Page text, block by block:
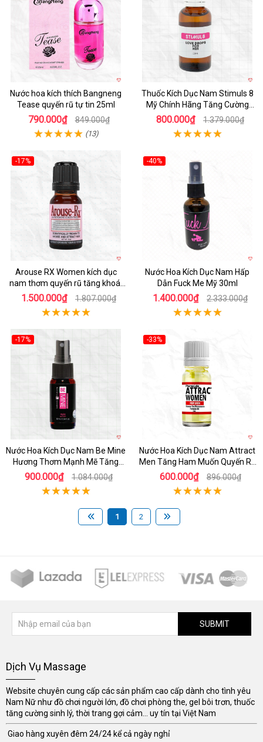
Nước hoa kích thích Bangneng
Tease quyến rũ tự tin 25ml
790.000₫ 849.000₫
(13)
Thuốc Kích Dục Nam Stimuls 8
Mỹ Chính Hãng Tăng Cường
Sinh Lý Nam
800.000₫ 1.379.000₫
-17%
Arouse RX Women kích dục
nam thơm quyến rũ tăng khoái
cảm
1.500.000₫ 1.807.000₫
-40%
Nước Hoa Kích Dục Nam Hấp
Dẫn Fuck Me Mỹ 30ml
1.400.000₫ 2.333.000₫
-17%
Nước Hoa Kích Dục Nam Be Mine
Hương Thơm Mạnh Mẽ Tăng
Hưng Phấn
900.000₫ 1.084.000₫
-33%
Nước Hoa Kích Dục Nam Attract
Men Tăng Ham Muốn Quyến Rũ
Mạnh Mẽ
600.000₫ 896.000₫
1 2
SUBMIT
Dịch Vụ Massage
Website chuyên cung cấp các sản phẩm cao cấp dành cho tình yêu
Nam Nữ như đồ chơi người lớn, đồ chơi phòng the, gel bôi trơn, thuốc
tăng cường sinh lý, thời trang gợi cảm... uy tín tại Việt Nam
Giao hàng xuyên đêm 24/24 kể cả ngày nghỉ